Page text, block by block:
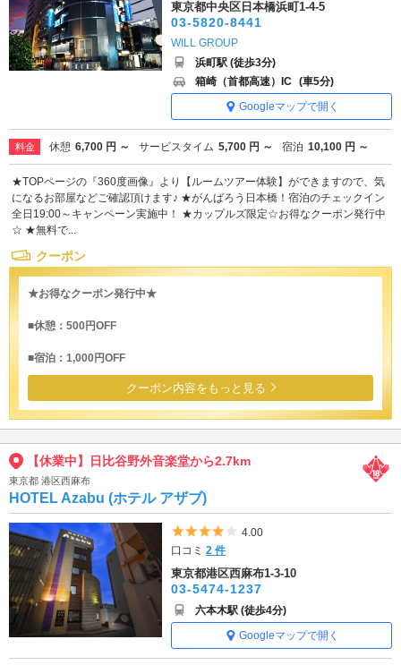
東京都中央区日本橋浜町1-4-5
03-5820-8441
WILL GROUP
浜町駅 (徒歩3分)
箱崎（首都高速）IC (車5分)
Googleマップで開く
料金 休憩 6,700 円 ～ サービスタイム 5,700 円 ～ 宿泊 10,100 円 ～
★TOPページの『360度画像』より【ルームツアー体験】ができますので、気
になるお部屋などご確認頂けます♪ ★がんばろう日本橋！宿泊のチェックイン
全日19:00～キャンペーン実施中！ ★カップルズ限定☆お得なクーポン発行中
☆ ★無料で...
クーポン
★お得なクーポン発行中★
■休憩：500円OFF
■宿泊：1,000円OFF
クーポン内容をもっと見る
【休業中】日比谷野外音楽堂から2.7km
東京都 港区西麻布
HOTEL Azabu (ホテル アザブ)
5つ星のうち4
4.00
口コミ2 件
東京都港区西麻布1-3-10
03-5474-1237
六本木駅 (徒歩4分)
Googleマップで開く